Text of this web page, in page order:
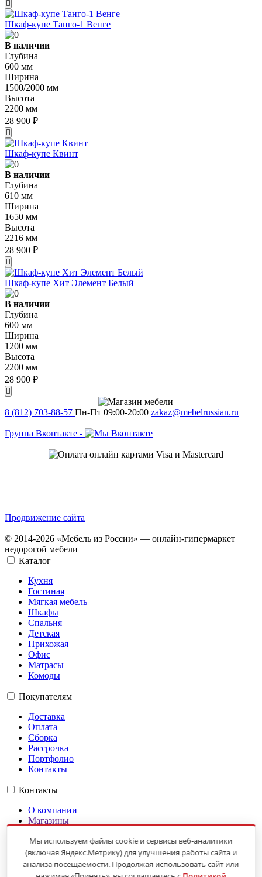
Шкаф-купе Танго-1 Венге
В наличии
Глубина
600 мм
Ширина
1500/2000 мм
Высота
2200 мм
28 900 ₽
Шкаф-купе Квинт
В наличии
Глубина
610 мм
Ширина
1650 мм
Высота
2216 мм
28 900 ₽
Шкаф-купе Хит Элемент Белый
В наличии
Глубина
600 мм
Ширина
1200 мм
Высота
2200 мм
28 900 ₽
8 (812) 703-88-57 Пн-Пт 09:00-20:00 zakaz@mebelrussian.ru
Группа Вконтакте -
Продвижение сайта
© 2014-2026 «Мебель из России» — онлайн-гипермаркет
недорогой мебели
Каталог
Кухня
Гостиная
Мягкая мебель
Шкафы
Спальня
Детская
Прихожая
Офис
Матрасы
Комоды
Покупателям
Доставка
Оплата
Сборка
Рассрочка
Портфолио
Контакты
Контакты
О компании
Магазины
Оплата
Доставка
Карта сайта
Политика обработки персональных данных
Мы используем файлы cookie и сервисы веб-аналитики
(включая Яндекс.Метрику) для улучшения работы сайта и
анализа посещаемости. Продолжая использовать сайт или